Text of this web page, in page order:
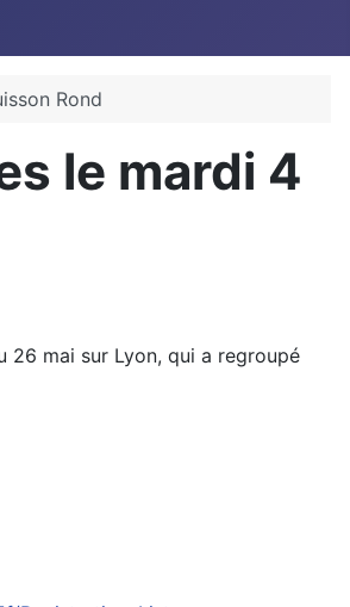
Rond
le mardi 4
26 mai sur Lyon, qui a regroupé